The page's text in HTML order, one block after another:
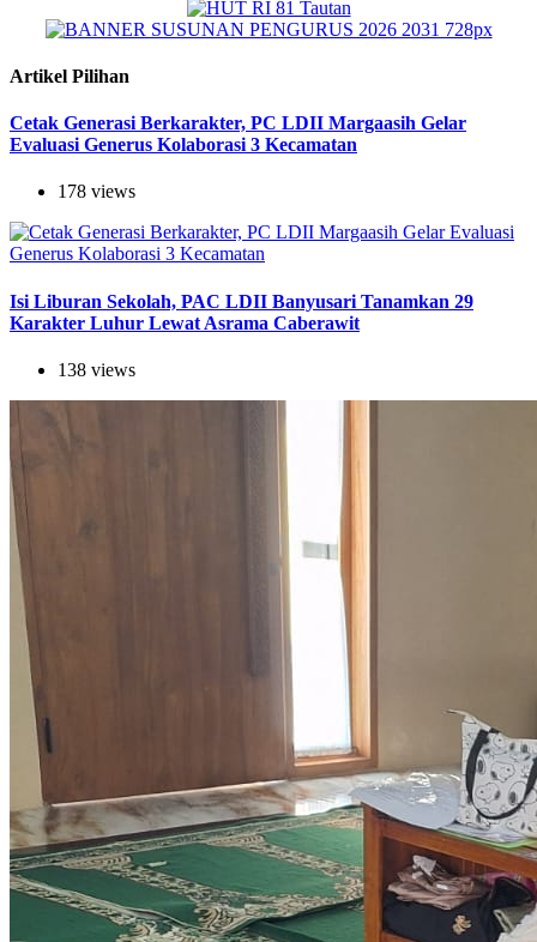
Artikel Pilihan
Cetak Generasi Berkarakter, PC LDII Margaasih Gelar
Evaluasi Generus Kolaborasi 3 Kecamatan
178 views
Isi Liburan Sekolah, PAC LDII Banyusari Tanamkan 29
Karakter Luhur Lewat Asrama Caberawit
138 views